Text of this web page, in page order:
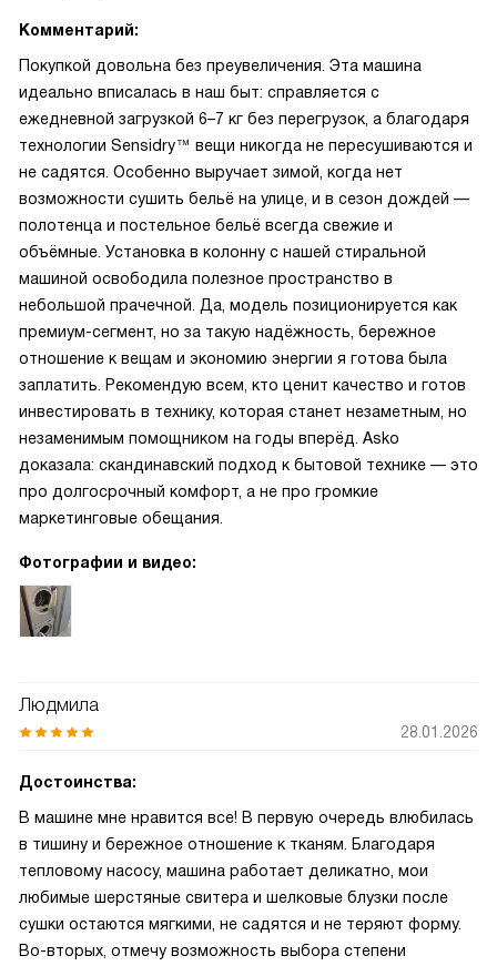
Комментарий:
Покупкой довольна без преувеличения. Эта машина
идеально вписалась в наш быт: справляется с
ежедневной загрузкой 6–7 кг без перегрузок, а благодаря
технологии Sensidry™ вещи никогда не пересушиваются и
не садятся. Особенно выручает зимой, когда нет
возможности сушить бельё на улице, и в сезон дождей —
полотенца и постельное бельё всегда свежие и
объёмные. Установка в колонну с нашей стиральной
машиной освободила полезное пространство в
небольшой прачечной. Да, модель позиционируется как
премиум-сегмент, но за такую надёжность, бережное
отношение к вещам и экономию энергии я готова была
заплатить. Рекомендую всем, кто ценит качество и готов
инвестировать в технику, которая станет незаметным, но
незаменимым помощником на годы вперёд. Asko
доказала: скандинавский подход к бытовой технике — это
про долгосрочный комфорт, а не про громкие
маркетинговые обещания.
Фотографии и видео:
Людмила
28.01.2026
Достоинства:
В машине мне нравится все! В первую очередь влюбилась
в тишину и бережное отношение к тканям. Благодаря
тепловому насосу, машина работает деликатно, мои
любимые шерстяные свитера и шелковые блузки после
сушки остаются мягкими, не садятся и не теряют форму.
Во-вторых, отмечу возможность выбора степени